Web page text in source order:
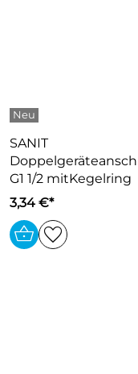
SANIT
G1 1/2 mitKegelring
3,34 €*